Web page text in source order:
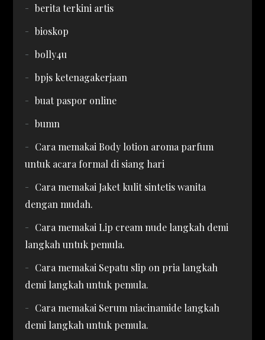
berita terkini artis
bioskop
bolly4u
bpjs ketenagakerjaan
buat paspor online
bumn
Cara memakai Body lotion aroma parfum
untuk acara formal di siang hari
Cara memakai Jaket kulit sintetis wanita
dengan mudah.
Cara memakai Lip cream nude langkah demi
langkah untuk pemula.
Cara memakai Sepatu slip on pria langkah
demi langkah untuk pemula.
Cara memakai Serum niacinamide langkah
demi langkah untuk pemula.